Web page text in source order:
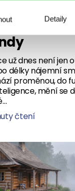
Detaily
už dnes není jen
délky nájemní
proměnou, do
mění se
čtení